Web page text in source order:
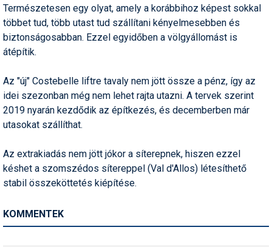
Olvasnivaló
Pályázatok
Portálinfo
Rajzok
Síbérletárak
Síbörze
Sícipő
Sífelszerelés
Síléc
Természetesen egy olyat, amely a korábbihoz képest sokkal
többet tud, több utast tud szállítani kényelmesebben és
biztonságosabban. Ezzel egyidőben a völgyállomást is
átépítik.
Az "új" Costebelle liftre tavaly nem jött össze a pénz, így az
idei szezonban még nem lehet rajta utazni. A tervek szerint
2019 nyarán kezdődik az építkezés, és decemberben már
utasokat szállíthat.
Az extrakiadás nem jött jókor a síterepnek, hiszen ezzel
késhet a szomszédos sítereppel (Val d'Allos) létesíthető
stabil összeköttetés kiépítése.
KOMMENTEK